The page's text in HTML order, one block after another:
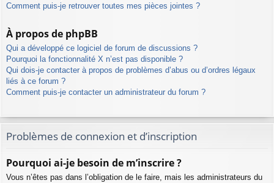
Comment puis-je retrouver toutes mes pièces jointes ?
À propos de phpBB
Qui a développé ce logiciel de forum de discussions ?
Pourquoi la fonctionnalité X n’est pas disponible ?
Qui dois-je contacter à propos de problèmes d’abus ou d’ordres légaux
liés à ce forum ?
Comment puis-je contacter un administrateur du forum ?
Problèmes de connexion et d’inscription
Pourquoi ai-je besoin de m’inscrire ?
Vous n’êtes pas dans l’obligation de le faire, mais les administrateurs du